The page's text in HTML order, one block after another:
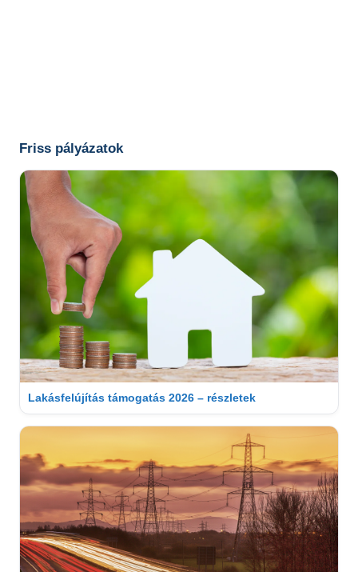
Friss pályázatok
Lakásfelújítás támogatás 2026 – részletek